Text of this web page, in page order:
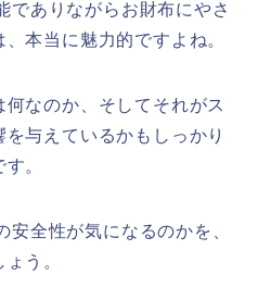
でありながらお財布にやさ
本当に魅力的ですよね。
なのか、そしてそれがス
与えているかもしっかり
。
全性が気になるのかを、
う。